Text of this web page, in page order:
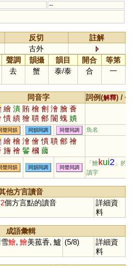
--
反切
註解
古外
聲調 韻攝 韻目 開合
等第
去 蟹 泰/泰 合 一
同音字 詞例(解釋) /
繪 潰 賄 檜 劊 澮 膾 薈
憒 繢 獪 聵 鄶 闠 螝 嬇
襘 旝 禬 廥
聲同韻 同韻同調 同聲同調 魚名
繪 檜 澮 儈 憒 聵 鄶 禬
旝 襘 鬠 槶 蔮
聲同韻 同韻同調 同聲同調
「鱠kui2 」的
讀字
他方言讀音
2個方言點的讀音
詳細資
料
成語彙輯
鱠, 鱠美菰香, 鱸 (5/8)
詳細資
料